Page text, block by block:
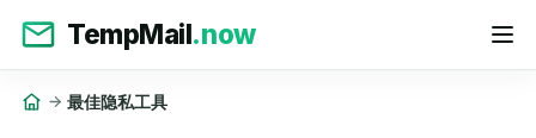
TempMail.now
最佳隐私工具